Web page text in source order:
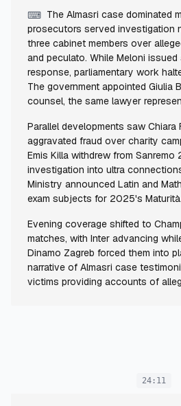
⌨ The Almasri case dominated
prosecutors served investigation
three cabinet members over
and peculato. While Meloni
response, parliamentary work
The government appointed Giulia
counsel, the same lawyer
Parallel developments saw Chiara
aggravated fraud over charity
Emis Killa withdrew from
investigation into ultra
Ministry announced Latin and
exam subjects for 2025's Maturità.
Evening coverage shifted to
matches, with Inter advancing
Dinamo Zagreb forced them into
narrative of Almasri case
victims providing accounts of
24:11